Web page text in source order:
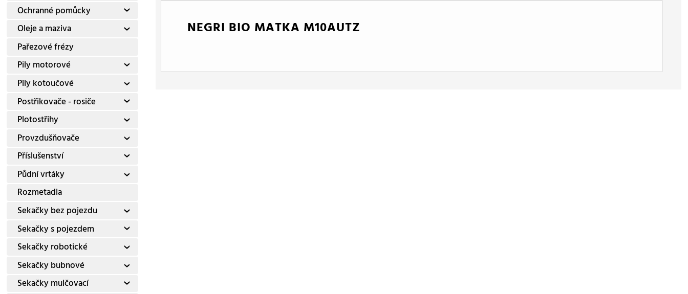
Ochranné pomůcky
Oleje a maziva
Pařezové frézy
Pily motorové
Pily kotoučové
Postřikovače - rosiče
Plotostřihy
Provzdušňovače
Příslušenství
Půdní vrtáky
Rozmetadla
Sekačky bez pojezdu
Sekačky s pojezdem
Sekačky robotické
Sekačky bubnové
Sekačky mulčovací
NEGRI BIO MATKA M10AUTZ